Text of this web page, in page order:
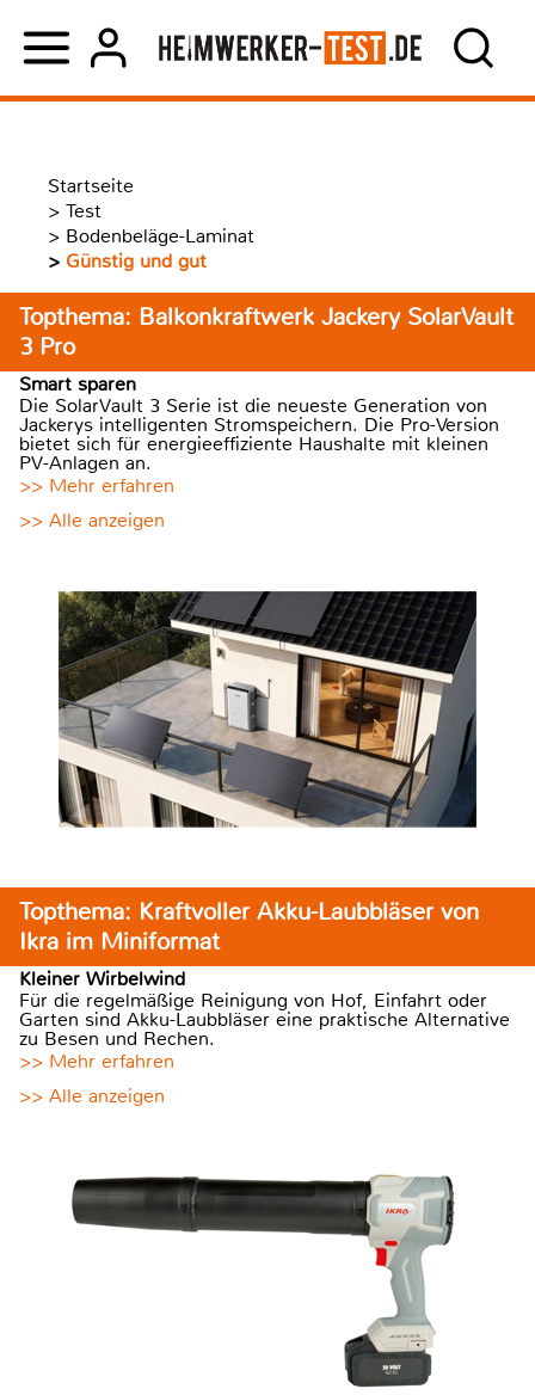
Startseite
> Test
> Bodenbeläge-Laminat
> Günstig und gut
Topthema: Balkonkraftwerk Jackery SolarVault
3 Pro
Smart sparen
Die SolarVault 3 Serie ist die neueste Generation von
Jackerys intelligenten Stromspeichern. Die Pro-Version
bietet sich für energieeffiziente Haushalte mit kleinen
PV-Anlagen an.
>> Mehr erfahren
>> Alle anzeigen
Topthema: Kraftvoller Akku-Laubbläser von
Ikra im Miniformat
Kleiner Wirbelwind
Für die regelmäßige Reinigung von Hof, Einfahrt oder
Garten sind Akku-Laubbläser eine praktische Alternative
zu Besen und Rechen.
>> Mehr erfahren
>> Alle anzeigen